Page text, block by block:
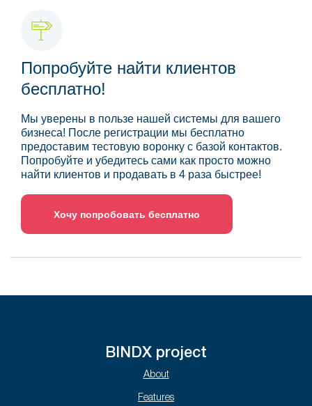
Попробуйте найти клиентов
бесплатно!
Мы уверены в пользе нашей системы для вашего
бизнеса! После регистрации мы бесплатно
предоставим тестовую воронку с базой контактов.
Попробуйте и убедитесь сами как просто можно
найти клиентов и продавать в 4 раза быстрее!
Хочу попробовать бесплатно
BINDX project
About
Features